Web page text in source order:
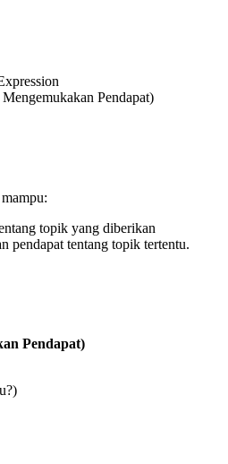
Pendapat)
topik yang diberikan
pendapat tentang topik tertentu.
Pendapat)